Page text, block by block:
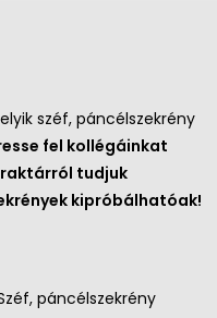
széf, páncélszekrény
fel kollégáinkat
tudjuk
kipróbálhatóak!
páncélszekrény